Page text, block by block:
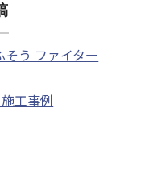
そう ファイター
工事例